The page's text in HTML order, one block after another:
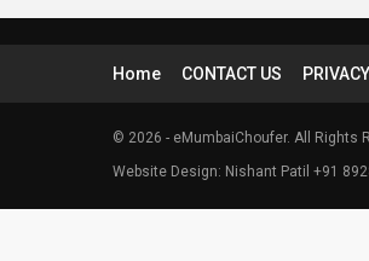
Home CONTACT US
© 2026 - eMumbaiChoufer. All Rights
Website Design: Nishant Patil +91